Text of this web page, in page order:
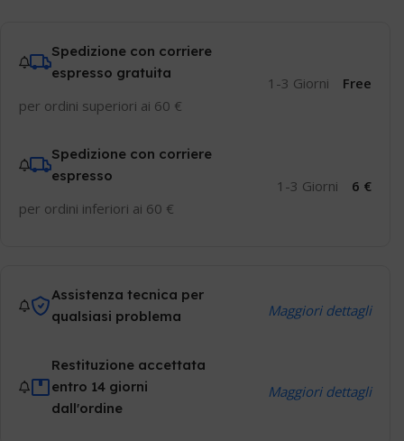
Spedizione con corriere
espresso gratuita
per ordini superiori ai 60 €
1-3 Giorni Free
Spedizione con corriere
espresso
per ordini inferiori ai 60 €
1-3 Giorni 6 €
Assistenza tecnica per
qualsiasi problema
Maggiori dettagli
Restituzione accettata
entro 14 giorni
dall'ordine
Maggiori dettagli